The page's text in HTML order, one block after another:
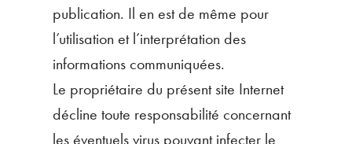
publication. Il en est de même pour
l’utilisation et l’interprétation des
informations communiquées.
Le propriétaire du présent site Internet
décline toute responsabilité concernant
les éventuels virus pouvant infecter le